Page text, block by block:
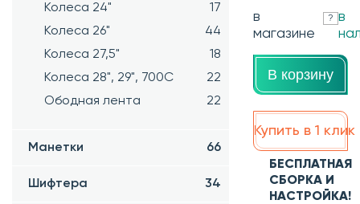
Колеса 24"
17
Колеса 26"
44
Колеса 27,5"
18
Колеса 28", 29", 700С
22
Ободная лента
22
Манетки 66
Шифтера 34
в
магазине
? в
В корзину
Купить в 1 клик
БЕСПЛАТНАЯ
СБОРКА И
НАСТРОЙКА!